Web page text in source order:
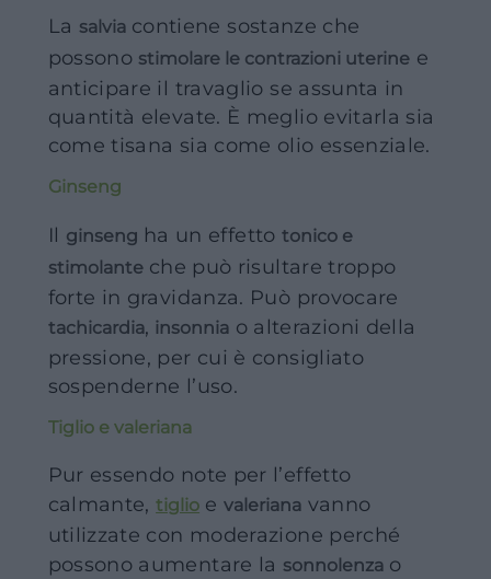
La salviacontiene sostanze che
possonostimolare le contrazioni uterine e
anticipare il travaglio se assunta in
quantità elevate. È meglio evitarla sia
come tisana sia come olio essenziale.
Ginseng
Il ginseng ha un effetto tonico e
stimolanteche può risultare troppo
forte in gravidanza. Può provocare
tachicardia, insonnia o alterazioni della
pressione, per cui è consigliato
sospenderne l’uso.
Tiglio e valeriana
Pur essendo note per l’effetto
calmante,tiglio evaleriana vanno
utilizzate con moderazione perché
possono aumentare lasonnolenza o